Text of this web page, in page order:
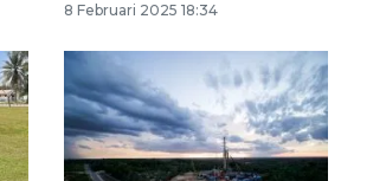
8 Februari 2025 18:34